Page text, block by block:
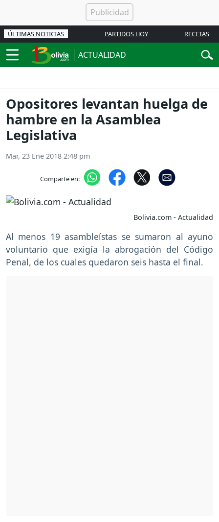
ÚLTIMAS NOTICIAS PARTIDOS HOY RECETAS
ACTUALIDAD
Opositores levantan huelga de
hambre en la Asamblea
Legislativa
Mar, 23 Ene 2018 2:48 pm
Comparte en:
Bolivia.com - Actualidad
Al menos 19 asambleístas se sumaron al ayuno
voluntario que exigía la abrogación del Código
Penal, de los cuales quedaron seis hasta el final.